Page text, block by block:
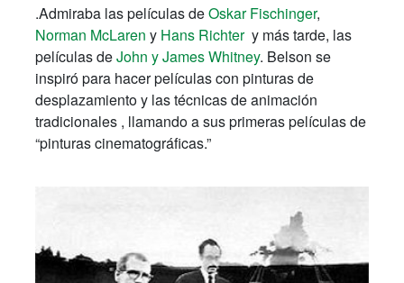
.Admiraba las películas deOskar Fischinger,
Norman McLaren y Hans Richtery más tarde, las
películas deJohn y James Whitney. Belson se
inspiró para hacer películas con pinturas de
desplazamiento y las técnicas de animación
tradicionales , llamando a sus primeras películas de
“pinturas cinematográficas.”